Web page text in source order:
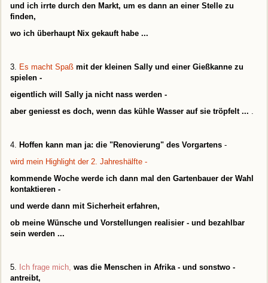
und ich irrte durch den Markt, um es dann an einer Stelle zu
finden,
wo ich überhaupt Nix gekauft habe ...
3. Es macht Spaß mit der kleinen Sally und einer Gießkanne zu
spielen -
eigentlich will Sally ja nicht nass werden -
aber geniesst es doch, wenn das kühle Wasser auf sie tröpfelt ...
4. Hoffen kann man ja: die "Renovierung" des Vorgartens -
wird mein Highlight der 2. Jahreshälfte -
kommende Woche werde ich dann mal den Gartenbauer der Wahl
kontaktieren -
und werde dann mit Sicherheit erfahren,
ob meine Wünsche und Vorstellungen realisier - und bezahlbar
sein werden ...
5. Ich frage mich, was die Menschen in Afrika - und sonstwo -
antreibt,